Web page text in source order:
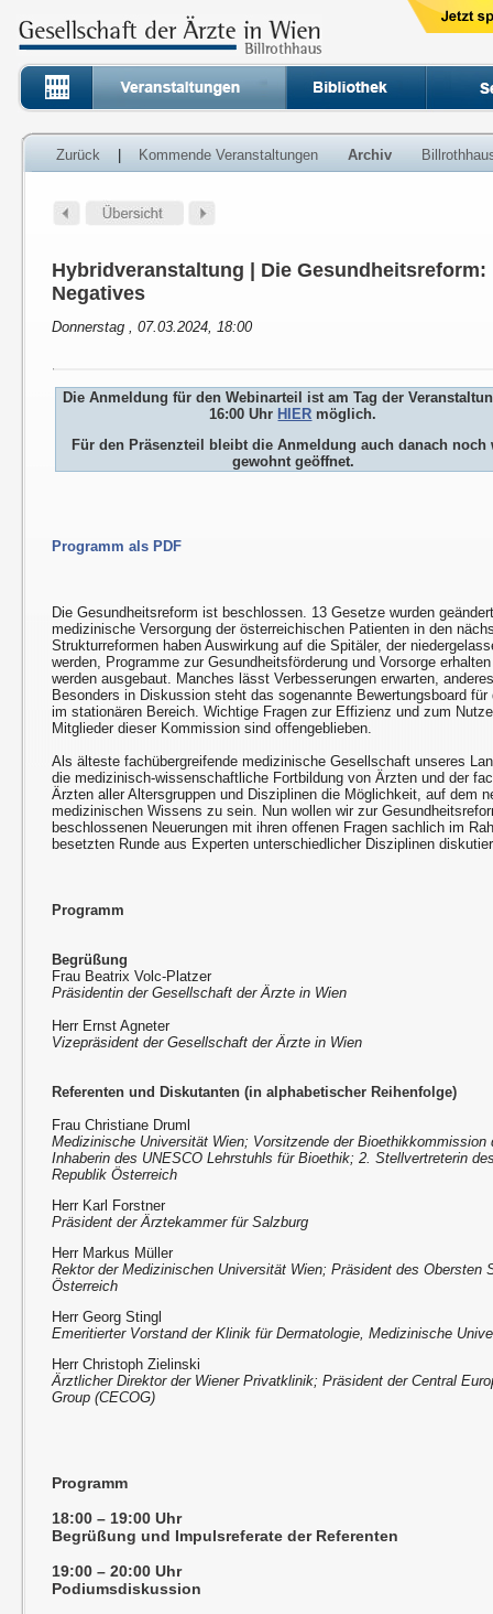
Zurück Kommende Veranstaltungen Archiv
Hybridveranstaltung | Die
Negatives
Donnerstag , 07.03.2024, 18:00
Die Anmeldung für den Webinarteil ist am Tag der
16:00 Uhr HIER möglich.
Für den Präsenzteil bleibt die Anmeldung auch danach noch
gewohnt geöffnet.
Programm als PDF
Die Gesundheitsreform ist beschlossen. 13 Gesetze wurden
medizinische Versorgung der österreichischen Patienten in den
Strukturreformen haben Auswirkung auf die Spitäler, der
werden, Programme zur Gesundheitsförderung und Vorsorge
werden ausgebaut. Manches lässt Verbesserungen erwarten,
Besonders in Diskussion steht das sogenannte Bewertungsboard
im stationären Bereich. Wichtige Fragen zur Effizienz und zum
Mitglieder dieser Kommission sind offengeblieben.
Als älteste fachübergreifende medizinische Gesellschaft unseres
die medizinisch-wissenschaftliche Fortbildung von Ärzten und der
Ärzten aller Altersgruppen und Disziplinen die Möglichkeit, auf dem
medizinischen Wissens zu sein. Nun wollen wir zur
beschlossenen Neuerungen mit ihren offenen Fragen sachlich im
besetzten Runde aus Experten unterschiedlicher Disziplinen
Programm
Begrüßung
Frau Beatrix Volc-Platzer
Präsidentin der Gesellschaft der Ärzte in Wien
Herr Ernst Agneter
Vizepräsident der Gesellschaft der Ärzte in Wien
Referenten und Diskutanten (in alphabetischer Reihenfolge)
Frau Christiane Druml
Medizinische Universität Wien; Vorsitzende der Bioethikkommission
Inhaberin des UNESCO Lehrstuhls für Bioethik; 2. Stellvertreterin
Republik Österreich
Herr Karl Forstner
Präsident der Ärztekammer für Salzburg
Herr Markus Müller
Rektor der Medizinischen Universität Wien; Präsident des Obersten
Österreich
Herr Georg Stingl
Emeritierter Vorstand der Klinik für Dermatologie, Medizinische
Herr Christoph Zielinski
Ärztlicher Direktor der Wiener Privatklinik; Präsident der Central
Group (CECOG)
Programm
18:00 – 19:00 Uhr
Begrüßung und Impulsreferate der Referenten
19:00 – 20:00 Uhr
Podiumsdiskussion